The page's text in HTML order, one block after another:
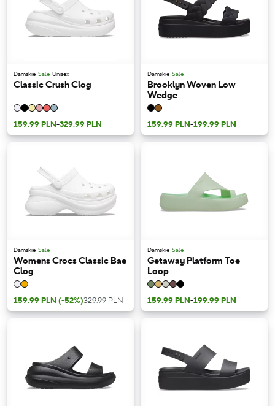
Damskie Sale Unisex
Classic Crush Clog
159.99 PLN-329.99 PLN
Damskie Sale
Brooklyn Woven Low
Wedge
159.99 PLN-199.99 PLN
Damskie Sale
Womens Crocs Classic Bae
Clog
159.99 PLN (-52%)329.99 PLN
Damskie Sale
Getaway Platform Toe
Loop
159.99 PLN-199.99 PLN